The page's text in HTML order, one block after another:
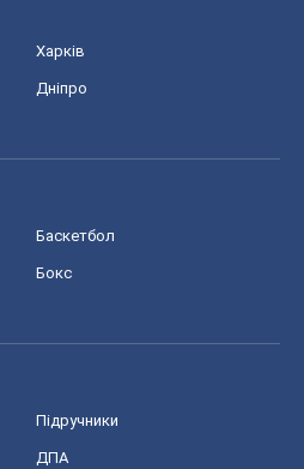
Харків
Дніпро
Баскетбол
Бокс
Підручники
ДПА